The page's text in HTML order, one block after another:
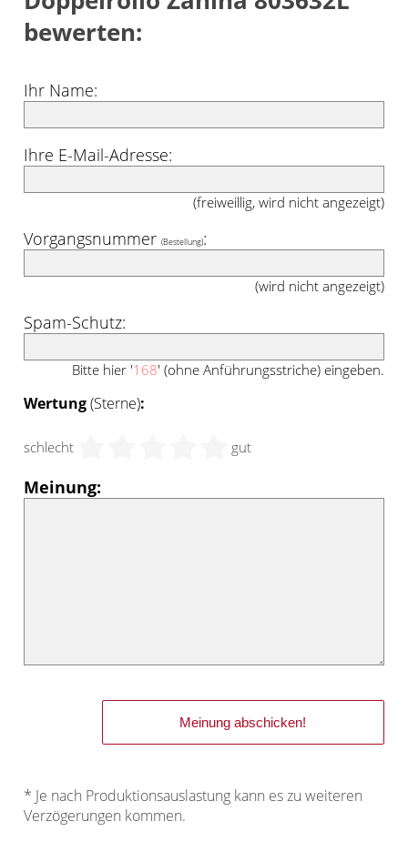
bewerten:
Ihr Name:
Ihre E-Mail-Adresse:
(freiweillig, wird nicht angezeigt)
Vorgangsnummer(Bestellung):
(wird nicht angezeigt)
Spam-Schutz:
Bitte hier '168' (ohne Anführungsstriche) eingeben.
Wertung(Sterne):
schlecht gut
Meinung:
* Je nach Produktionsauslastung kann es zu weiteren
Verzögerungen kommen.